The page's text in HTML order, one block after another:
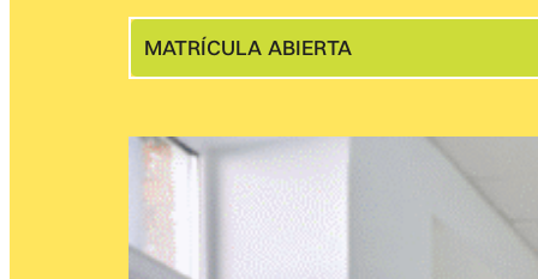
MATRÍCULA ABIERTA